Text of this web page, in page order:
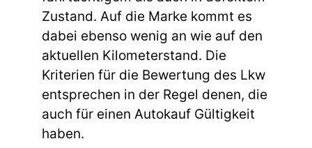
Zustand. Auf die Marke kommt es
dabei ebenso wenig an wie auf den
aktuellen Kilometerstand. Die
Kriterien für die Bewertung des Lkw
entsprechen in der Regel denen, die
auch für einen Autokauf Gültigkeit
haben.